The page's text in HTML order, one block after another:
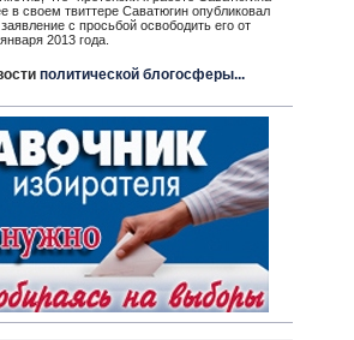
в своем твиттере Саватюгин опубликовал
с просьбой освободить его от
2013 года.
политической блогосферы...